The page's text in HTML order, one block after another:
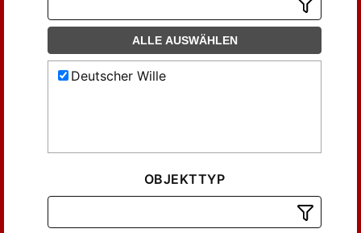
ALLE AUSWÄHLEN
Deutscher Wille
OBJEKTTYP